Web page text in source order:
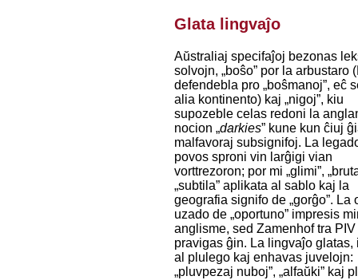
Glata lingvaĵo
Aŭstraliaj specifaĵoj bezonas
solvojn, „boŝo” por la arbustaro
defendebla pro „boŝmanoj”, eĉ
alia kontinento) kaj „nigoj”, kiu
supozeble celas redoni la
nocion „darkies” kune kun ĉiuj
malfavoraj subsignifoj. La
povos sproni vin larĝigi vian
vorttrezoron; por mi „glimi”,
„subtila” aplikata al sablo kaj la
geografia signifo de „gorĝo”. La
uzado de „oportuno” impresis
anglisme, sed Zamenhof tra
pravigas ĝin. La lingvaĵo glatas,
al plulego kaj enhavas juvelojn:
„pluvpezaj nuboj”, „alfaŭki” kaj